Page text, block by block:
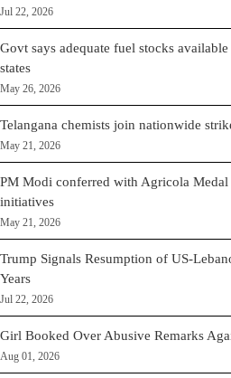
Jul 22, 2026
Govt says adequate fuel stocks
states
May 26, 2026
Telangana chemists join nationwide
May 21, 2026
PM Modi conferred with Agricola
initiatives
May 21, 2026
Trump Signals Resumption of US-
Years
Jul 22, 2026
Girl Booked Over Abusive Remarks
Aug 01, 2026